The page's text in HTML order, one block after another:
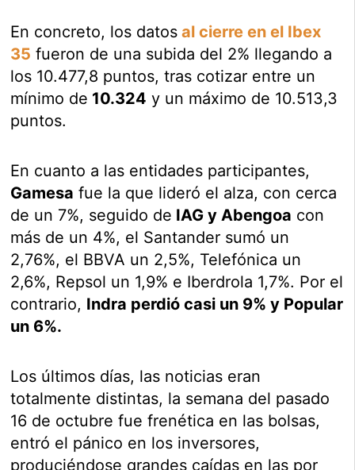
En concreto, los datos al cierre en el Ibex
35 fueron de una subida del 2% llegando a
los 10.477,8 puntos, tras cotizar entre un
mínimo de 10.324 y un máximo de 10.513,3
puntos.
En cuanto a las entidades participantes,
Gamesa fue la que lideró el alza, con cerca
de un 7%, seguido de IAG y Abengoa con
más de un 4%, el Santander sumó un
2,76%, el BBVA un 2,5%, Telefónica un
2,6%, Repsol un 1,9% e Iberdrola 1,7%. Por el
contrario, Indra perdió casi un 9% y Popular
un 6%.
Los últimos días, las noticias eran
totalmente distintas, la semana del pasado
16 de octubre fue frenética en las bolsas,
entró el pánico en los inversores,
produciéndose grandes caídas en las por